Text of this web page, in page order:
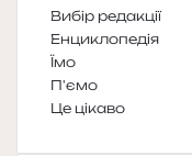
Вибір редакції
Енциклопедія
Їмо
П'ємо
Це цікаво